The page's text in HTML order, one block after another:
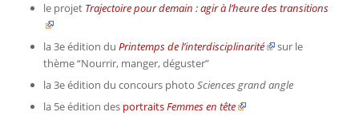
le projet Trajectoire pour demain : agir à l’heure des transitions
la 3e édition du Printemps de l’interdisciplinarité
sur le
thème “Nourrir, manger, déguster”
la 3e édition du concours photo Sciences grand angle
la 5e édition des portraitsFemmes en tête